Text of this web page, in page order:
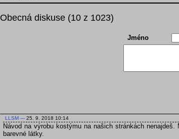
Obecná diskuse (10 z 1023)
Jméno
LLSM --- 25. 9. 2018 10:14
Návod na výrobu kostýmu na našich stránkách
barevné látky.